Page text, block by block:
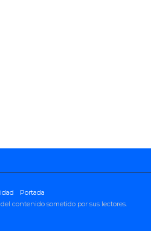
Portada
contenido sometido por sus lectores.